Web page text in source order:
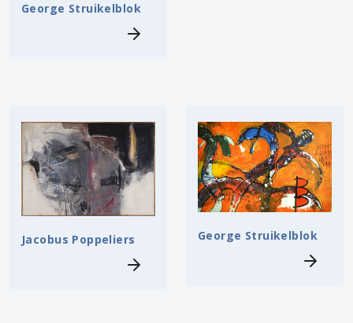
George Struikelblok
Jacobus Poppeliers George Struikelblok